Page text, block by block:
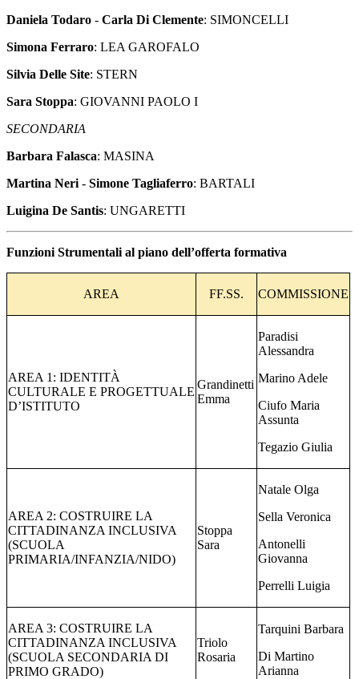
Daniela Todaro - Carla Di Clemente: SIMONCELLI
Simona Ferraro: LEA GAROFALO
Silvia Delle Site: STERN
Sara Stoppa: GIOVANNI PAOLO I
SECONDARIA
Barbara Falasca: MASINA
Martina Neri - Simone Tagliaferro: BARTALI
Luigina De Santis: UNGARETTI
Funzioni Strumentali al piano dell’offerta formativa
AREA FF.SS. COMMISSIONE
AREA 1: IDENTITÀ
CULTURALE E PROGETTUALE
D’ISTITUTO
Grandinetti
Emma
Paradisi
Alessandra
Marino Adele
Ciufo Maria
Assunta
Tegazio Giulia
AREA 2: COSTRUIRE LA
CITTADINANZA INCLUSIVA
(SCUOLA
PRIMARIA/INFANZIA/NIDO)
Stoppa
Sara
Natale Olga
Sella Veronica
Antonelli
Giovanna
Perrelli Luigia
AREA 3: COSTRUIRE LA
CITTADINANZA INCLUSIVA
(SCUOLA SECONDARIA DI
PRIMO GRADO)
Triolo
Rosaria
Tarquini Barbara
Di Martino
Arianna